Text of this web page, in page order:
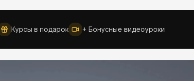
Новое
Курсы в подарок + Бонусные видеоуроки